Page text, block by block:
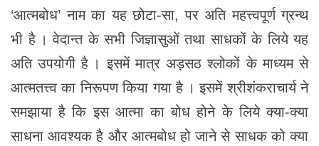
‘आत्मबोध’ नाम का यह छोटा-सा, पर अति महत्त्वपूर्ण ग्रन्थ
भी है । वेदान्त के सभी जिज्ञासुओं तथा साधकों के लिये यह
अति उपयोगी है । इसमें मात्र अड़सठ श्लोकों के माध्यम से
आत्मतत्त्व का निरूपण किया गया है । इसमें श्रीशंकराचार्य ने
समझाया है कि इस आत्मा का बोध होने के लिये क्या-क्या
साधना आवश्यक है और आत्मबोध हो जाने से साधक को क्या